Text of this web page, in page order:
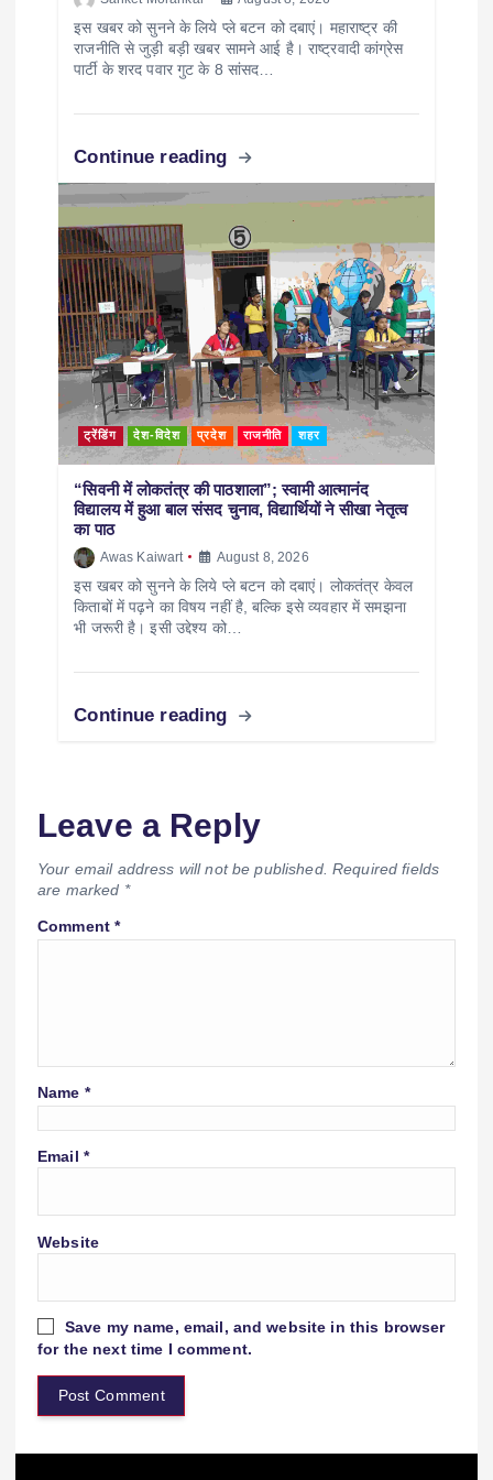
इस खबर को सुनने के लिये प्ले बटन को दबाएं। महाराष्ट्र की
राजनीति से जुड़ी बड़ी खबर सामने आई है। राष्ट्रवादी कांग्रेस
पार्टी के शरद पवार गुट के 8 सांसद…
Continue reading
ट्रेंडिंग देश-विदेश प्रदेश राजनीति शहर
“सिवनी में लोकतंत्र की पाठशाला”; स्वामी आत्मानंद
विद्यालय में हुआ बाल संसद चुनाव, विद्यार्थियों ने सीखा नेतृत्व
का पाठ
Awas Kaiwart August 8, 2026
इस खबर को सुनने के लिये प्ले बटन को दबाएं। लोकतंत्र केवल
किताबों में पढ़ने का विषय नहीं है, बल्कि इसे व्यवहार में समझना
भी जरूरी है। इसी उद्देश्य को…
Continue reading
Leave a Reply
Your email address will not be published. Required fields
are marked *
Comment*
Name *
Email *
Website
Save my name, email, and website in this browser
for the next time I comment.